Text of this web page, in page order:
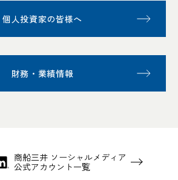
個人投資家の皆様へ
財務・業績情報
商船三井 ソーシャルメディア
公式アカウント一覧